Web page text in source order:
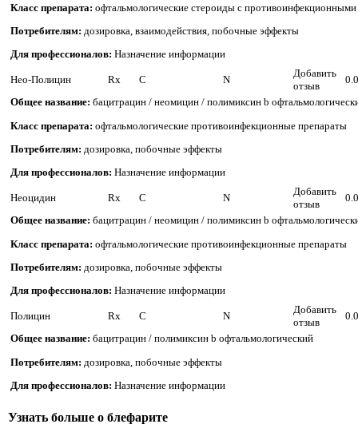
Класс препарата: офтальмологические стероиды с противоинфекционными
Потребителям: дозировка, взаимодействия, побочные эффекты
Для профессионалов: Назначение информации
Нео-Полицин Rx C N
Добавить
отзыв
0.0
Общее название: бацитрацин / неомицин / полимиксин b
Класс препарата: офтальмологические противоинфекционные препараты
Потребителям: дозировка, побочные эффекты
Для профессионалов: Назначение информации
Неоцидин Rx C N
Добавить
отзыв
0.0
Общее название: бацитрацин / неомицин / полимиксин b
Класс препарата: офтальмологические противоинфекционные препараты
Потребителям: дозировка, побочные эффекты
Для профессионалов: Назначение информации
Полицин Rx C N
Добавить
отзыв
0.0
Общее название: бацитрацин / полимиксин b офтальмологический
Потребителям: дозировка, побочные эффекты
Для профессионалов: Назначение информации
Узнать больше о блефарите